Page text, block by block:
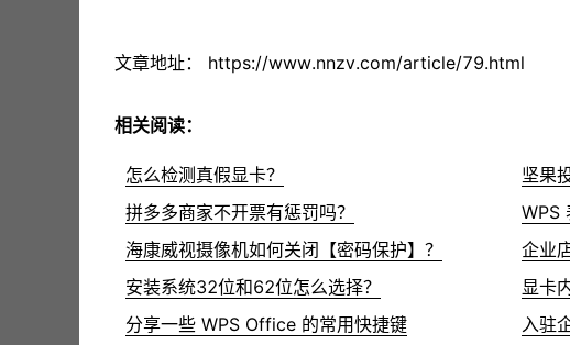
文章地址： https://www.nnzv.com/article/79.html
相关阅读：
怎么检测真假显卡？
坚果
拼多多商家不开票有惩罚吗？
WPS
海康威视摄像机如何关闭【密码保护】？
企业
安装系统32位和62位怎么选择？
显卡
分享一些 WPS Office 的常用快捷键
入驻